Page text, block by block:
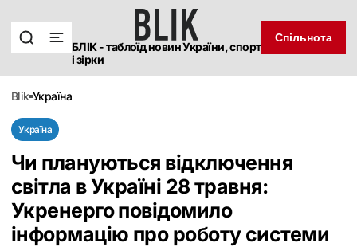
БЛІК - таблоїд новин України, спорт
і зірки
Спільнота
blik україна
Україна
Чи плануються відключення
світла в Україні 28 травня:
Укренерго повідомило
інформацію про роботу системи